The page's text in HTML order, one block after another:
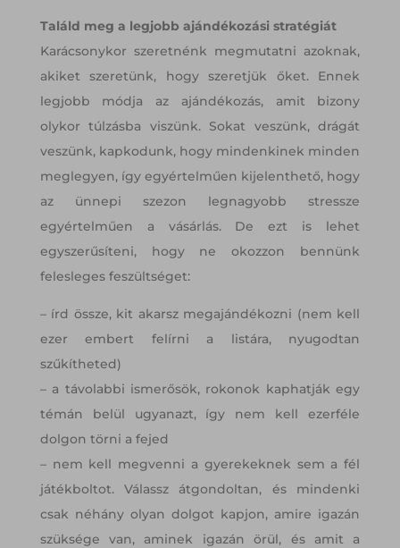
Találd meg a legjobb ajándékozási stratégiát
Karácsonykor szeretnénk megmutatni azoknak,
akiket szeretünk, hogy szeretjük őket. Ennek
legjobb módja az ajándékozás, amit bizony
olykor túlzásba viszünk. Sokat veszünk, drágát
veszünk, kapkodunk, hogy mindenkinek minden
meglegyen, így egyértelműen kijelenthető, hogy
az ünnepi szezon legnagyobb stressze
egyértelműen a vásárlás. De ezt is lehet
egyszerűsíteni, hogy ne okozzon bennünk
felesleges feszültséget:
– írd össze, kit akarsz megajándékozni (nem kell
ezer embert felírni a listára, nyugodtan
szűkítheted)
– a távolabbi ismerősök, rokonok kaphatják egy
témán belül ugyanazt, így nem kell ezerféle
dolgon törni a fejed
– nem kell megvenni a gyerekeknek sem a fél
játékboltot. Válassz átgondoltan, és mindenki
csak néhány olyan dolgot kapjon, amire igazán
szüksége van, aminek igazán örül, és amit a